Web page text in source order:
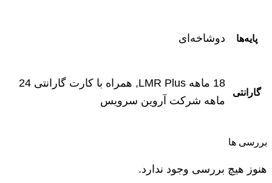
پایه‌ها دوشاخه‌ای
گارانتی
18 ماهه LMR Plus, همراه با کارت گارانتی 24
ماهه شرکت آروین سرویس
بررسی ها
هنوز هیچ بررسی وجود ندارد.